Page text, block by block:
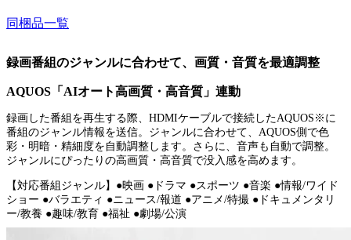
同梱品一覧
録画番組のジャンルに合わせて、画質・音質を最適調整
AQUOS「AIオート高画質・高音質」連動
録画した番組を再生する際、HDMIケーブルで接続したAQUOS※に
番組のジャンル情報を送信。ジャンルに合わせて、AQUOS側で色
彩・明暗・精細度を自動調整します。さらに、音声も自動で調整。
ジャンルにぴったりの高画質・高音質で没入感を高めます。
【対応番組ジャンル】●映画 ●ドラマ ●スポーツ ●音楽 ●情報/ワイド
ショー ●バラエティ ●ニュース/報道 ●アニメ/特撮 ●ドキュメンタリ
ー/教養 ●趣味/教育 ●福祉 ●劇場/公演